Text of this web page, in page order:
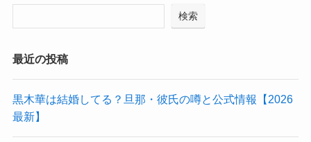
検索
最近の投稿
黒木華は結婚してる？旦那・彼氏の噂と公式情報【2026
最新】